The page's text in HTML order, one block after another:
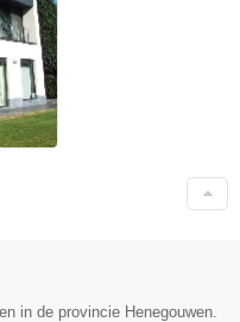
in de provincie Henegouwen.